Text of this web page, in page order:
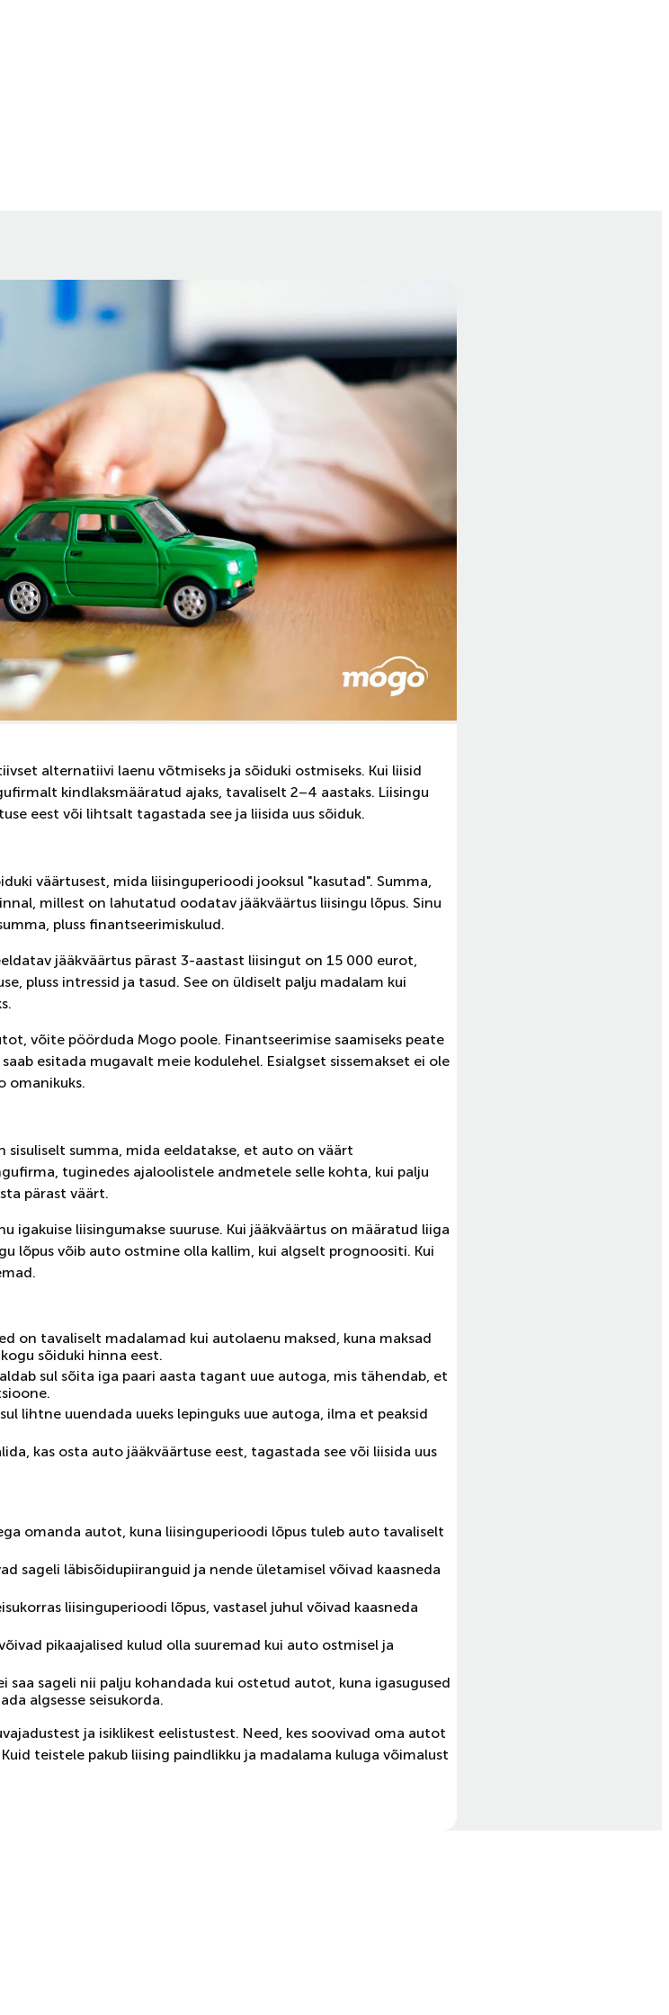
alternatiivi laenu võtmiseks ja sõiduki ostmiseks. Kui liisid
kindlaksmääratud ajaks, tavaliselt 2–4 aastaks. Liisingu
eest või lihtsalt tagastada see ja liisida uus sõiduk.
väärtusest, mida liisinguperioodi jooksul "kasutad". Summa,
millest on lahutatud oodatav jääkväärtus liisingu lõpus. Sinu
pluss finantseerimiskulud.
jääkväärtus pärast 3-aastast liisingut on 15 000 eurot,
pluss intressid ja tasud. See on üldiselt palju madalam kui
võite pöörduda Mogo poole. Finantseerimise saamiseks peate
esitada mugavalt meie kodulehel. Esialgset sissemakset ei ole
omanikuks.
summa, mida eeldatakse, et auto on väärt
tuginedes ajaloolistele andmetele selle kohta, kui palju
pärast väärt.
igakuise liisingumakse suuruse. Kui jääkväärtus on määratud liiga
lõpus võib auto ostmine olla kallim, kui algselt prognoositi. Kui
on tavaliselt madalamad kui autolaenu maksed, kuna maksad
sõiduki hinna eest.
sul sõita iga paari aasta tagant uue autoga, mis tähendab, et
lihtne uuendada uueks lepinguks uue autoga, ilma et peaksid
kas osta auto jääkväärtuse eest, tagastada see või liisida uus
omanda autot, kuna liisinguperioodi lõpus tuleb auto tavaliselt
sageli läbisõidupiiranguid ja nende ületamisel võivad kaasneda
liisinguperioodi lõpus, vastasel juhul võivad kaasneda
pikaajalised kulud olla suuremad kui auto ostmisel ja
saa sageli nii palju kohandada kui ostetud autot, kuna igasugused
algsesse seisukorda.
ja isiklikest eelistustest. Need, kes soovivad oma autot
teistele pakub liising paindlikku ja madalama kuluga võimalust